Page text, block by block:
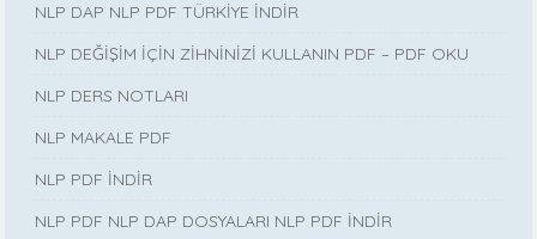
NLP DAP NLP PDF TÜRKİYE İNDİR
NLP DEĞİŞİM İÇİN ZİHNİNİZİ KULLANIN PDF – PDF OKU
NLP DERS NOTLARI
NLP MAKALE PDF
NLP PDF İNDİR
NLP PDF NLP DAP DOSYALARI NLP PDF İNDİR